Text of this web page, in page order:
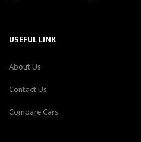
USEFUL LINK
About Us
Contact Us
Compare Cars